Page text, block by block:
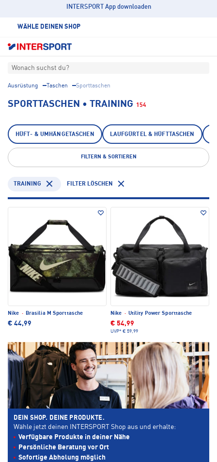
INTERSPORT App downloaden
WÄHLE DEINEN SHOP
Wonach suchst du?
Ausrüstung Taschen Sporttaschen
SPORTTASCHEN • TRAINING 154
HÜFT- & UMHÄNGETASCHEN LAUFGÜRTEL & HÜFTTASCHEN
FILTERN & SORTIEREN
TRAINING FILTER LÖSCHEN
Nike · Brasilia M Sporttasche
€ 44,99
Nike · Utility Power Sporttasche
€ 54,99
UVP* € 59,99
DEIN SHOP. DEINE PRODUKTE.
Wähle jetzt deinen INTERSPORT Shop aus und erhalte:
Verfügbare Produkte in deiner Nähe
Persönliche Beratung vor Ort
Sofortige Abholung möglich